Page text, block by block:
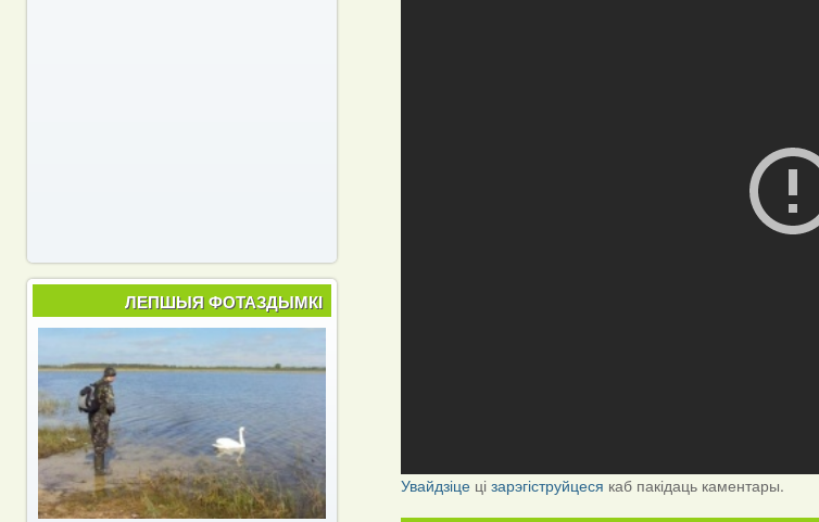
Увайдзіце цізарэгіструйцеся каб пакідаць каментары.
ЛЕПШЫЯ ФОТАЗДЫМКІ